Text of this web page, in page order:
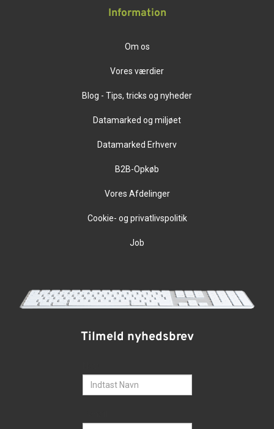
Information
Om os
Vores værdier
Blog - Tips, tricks og nyheder
Datamarked og miljøet
Datamarked Erhverv
B2B-Opkøb
Vores Afdelinger
Cookie- og privatlivspolitik
Job
Tilmeld nyhedsbrev